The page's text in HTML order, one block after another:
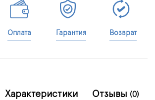
Оплата Гарантия Возврат
Характеристики Отзывы (0)